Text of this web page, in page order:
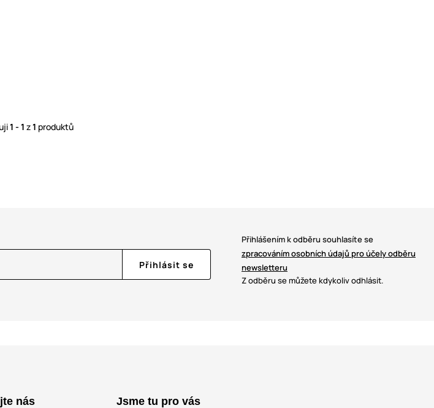
1 - 1 z1 produktů
Přihlásit se
Přihlášením k odběru souhlasíte se
zpracováním osobních údajů pro účely odběru
newsletteru
Z odběru se můžete kdykoliv odhlásit.
nás Jsme tu pro vás